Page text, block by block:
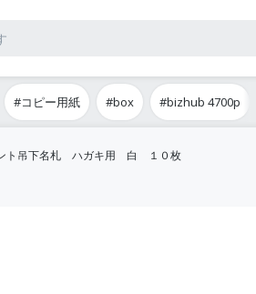
#コピー用紙 #box #bizhub 4700p
ト吊下名札 ハガキ用 白 １０枚